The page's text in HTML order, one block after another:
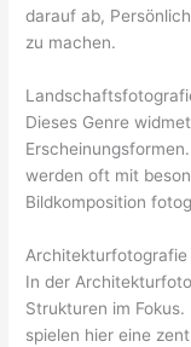
darauf ab,
zu machen.
Dieses Genre
werden oft mit
Bildkomposition
Architekturfotografie
In der
Strukturen im
spielen hier eine